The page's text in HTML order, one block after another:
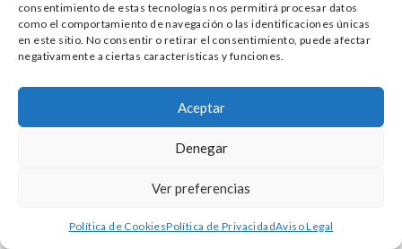
consentimiento de estas tecnologías nos permitirá procesar datos
como el comportamiento de navegación o las identificaciones únicas
en este sitio. No consentir o retirar el consentimiento, puede afectar
negativamente a ciertas características y funciones.
Aceptar
Denegar
Ver preferencias
Política de CookiesPolítica de PrivacidadAviso Legal
Continuar Leyendo
© 2025 - Dra. Nerea Sarrión - Pediatra |